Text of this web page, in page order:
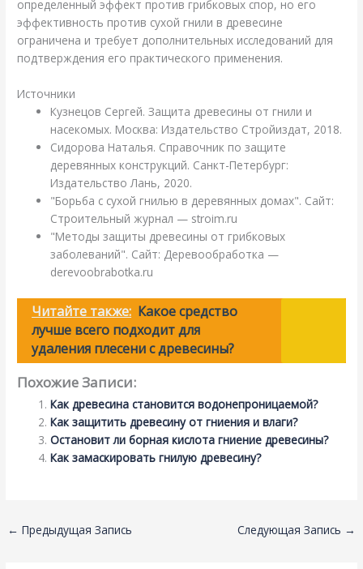
определенный эффект против грибковых спор, но его
эффективность против сухой гнили в древесине
ограничена и требует дополнительных исследований для
подтверждения его практического применения.
Источники
Кузнецов Сергей. Защита древесины от гнили и
насекомых. Москва: Издательство Стройиздат, 2018.
Сидорова Наталья. Справочник по защите
деревянных конструкций. Санкт-Петербург:
Издательство Лань, 2020.
"Борьба с сухой гнилью в деревянных домах". Сайт:
Строительный журнал — stroim.ru
"Методы защиты древесины от грибковых
заболеваний". Сайт: Деревообработка —
derevoobrabotka.ru
Читайте также: Какое средство
лучше всего подходит для
удаления плесени с древесины?
Похожие Записи:
Как древесина становится водонепроницаемой?
Как защитить древесину от гниения и влаги?
Остановит ли борная кислота гниение древесины?
Как замаскировать гнилую древесину?
← Предыдущая Запись Следующая Запись →